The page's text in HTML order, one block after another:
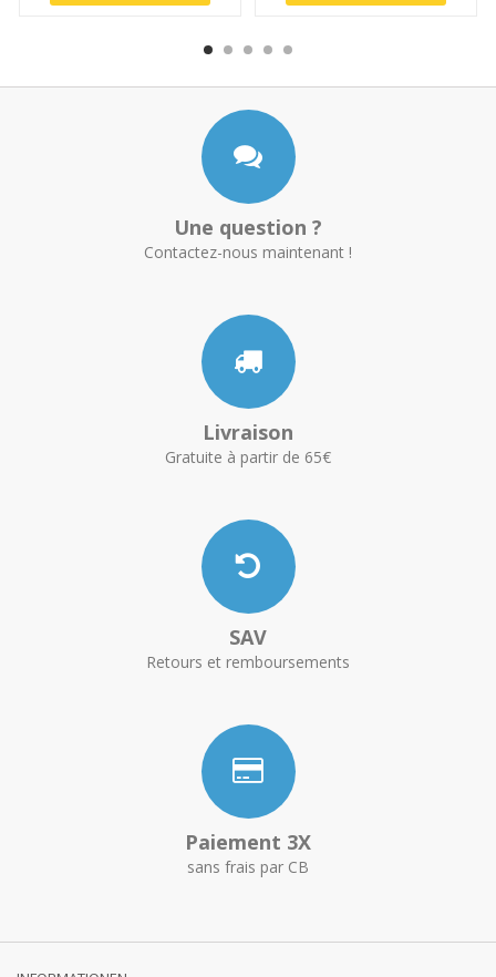
Une question ?
Contactez-nous maintenant !
Livraison
Gratuite à partir de 65€
SAV
Retours et remboursements
Paiement 3X
sans frais par CB